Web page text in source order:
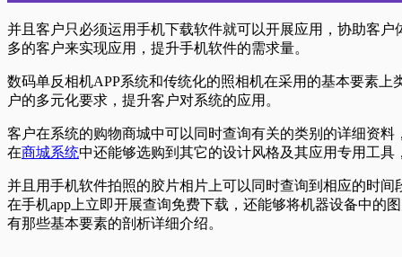
并且客户只必须运用手机下载软件就可以开展应用，协助客
多的客户来实现应用，提升手机软件的需求量。
数码单反相机APP系统和传统化的照相机在采用的基本要素
户的多元化要求，提升客户对系统的应用。
客户在系统的购物商城中可以同时查询有关的类别的详细资
在商城系统中还能够选购到其它的设计风格及其应用专用工
并且用手机软件拍照的胶片相片上可以同时查询到相应的时
在手机app上立即开展查询免费下载，还能够将机器设备中的
有那些基本要素的剖析详细介绍。